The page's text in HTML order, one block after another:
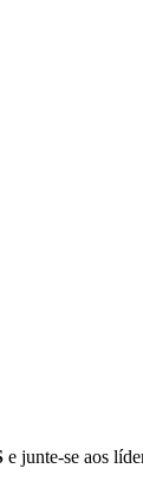
e junte-se aos